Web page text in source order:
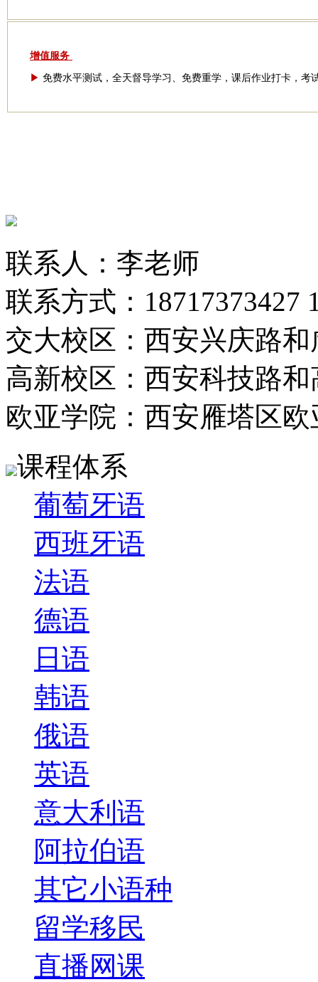
增值服务
▶ 免费水平测试，全天督导学习、免费重学，课后作业打卡，考
联系人：李老师
联系方式：18717373427
交大校区：西安兴庆路
高新校区：西安科技路
欧亚学院：西安雁塔区
课程体系
葡萄牙语
西班牙语
法语
德语
日语
韩语
俄语
英语
意大利语
阿拉伯语
其它小语种
留学移民
直播网课